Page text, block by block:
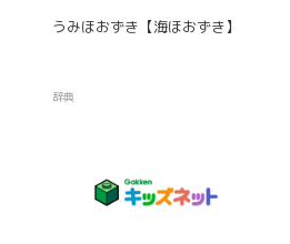
うみほおずき【海ほおずき】
辞典